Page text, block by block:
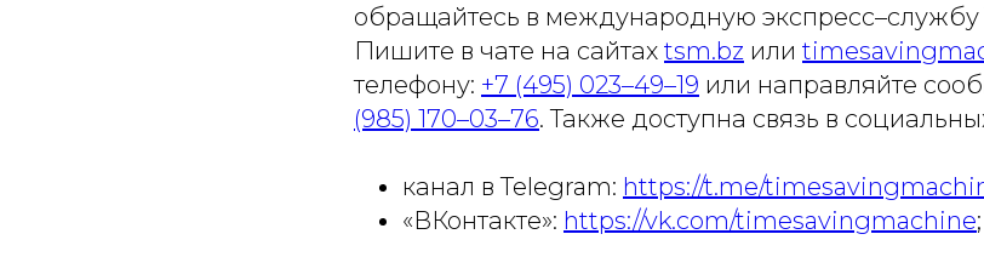
обращайтесь в международную
Пишите в чате на сайтах tsm.bz или
телефону: +7 (495) 023–49–19 или направляйте
(985) 170–03–76. Также доступна связь в
канал в Telegram: https://t.me/
«ВКонтакте»: https://vk.com/timesavingmachine;